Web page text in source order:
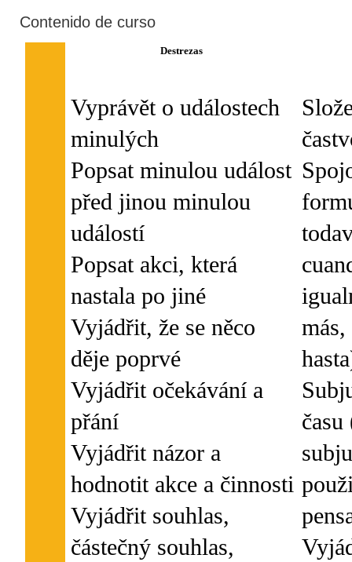
Contenido de curso
Destrezas
Vyprávět o událostech
minulých
Popsat minulou událost
před jinou minulou
událostí
Popsat akci, která
nastala po jiné
Vyjádřit, že se něco
děje poprvé
Vyjádřit očekávání a
přání
Vyjádřit názor a
hodnotit akce a činnosti
Vyjádřit souhlas,
částečný souhlas,
času